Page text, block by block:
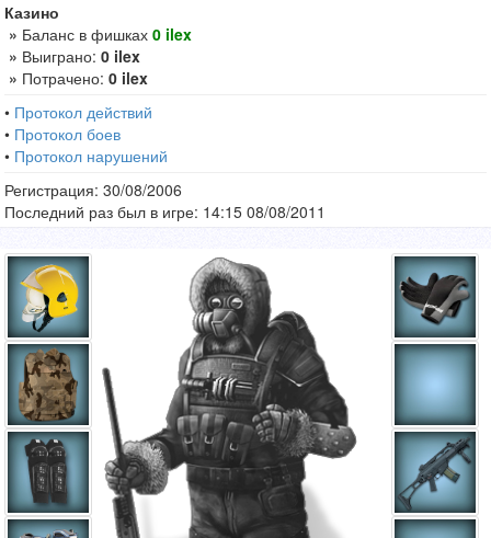
Казино
» Баланс в фишках 0 ilex
» Выиграно: 0 ilex
» Потрачено: 0 ilex
• Протокол действий
• Протокол боев
• Протокол нарушений
Регистрация: 30/08/2006
Последний раз был в игре: 14:15 08/08/2011